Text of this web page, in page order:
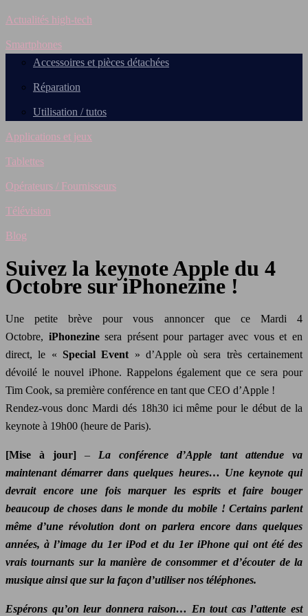
Actualités high-tech
Smartphones
Accessoires et pièces détachées
Réparation
Utilisation / tutos
Applications et jeux
Tablettes
Opérateurs / Fournisseurs
Télévision
Blog
Suivez la keynote Apple du 4
Octobre sur iPhonezine !
Une petite brève pour vous annoncer que ce Mardi 4
Octobre, iPhonezinesera présent pour partager avec vous et en
direct, le « Special Event » d’Apple où sera très certainement
dévoilé le nouvel iPhone. Rappelons également que ce sera pour
Tim Cook, sa première conférence en tant que CEO d’Apple !
Rendez-vous donc Mardi dés 18h30 ici même pour le début de la
keynote à 19h00 (heure de Paris).
[Mise à jour] – La conférence d’Apple tant attendue va
maintenant démarrer dans quelques heures… Une keynote qui
devrait encore une fois marquer les esprits et faire bouger
beaucoup de choses dans le monde du mobile ! Certains parlent
même d’une révolution dont on parlera encore dans quelques
années, à l’image du 1er iPod et du 1er iPhone qui ont été des
vrais tournants sur la manière de consommer et d’écouter de la
musique ainsi que sur la façon d’utiliser nos téléphones.
Espérons qu’on leur donnera raison… En tout cas l’attente est